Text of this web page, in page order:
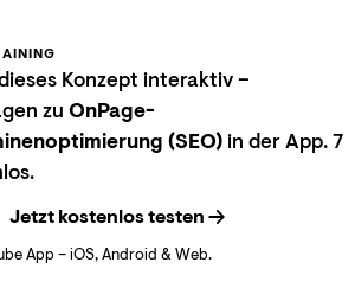
Konzept interaktiv –
zu OnPage-
(SEO)in der App. 7
Jetzt kostenlos testen
App – iOS, Android & Web.